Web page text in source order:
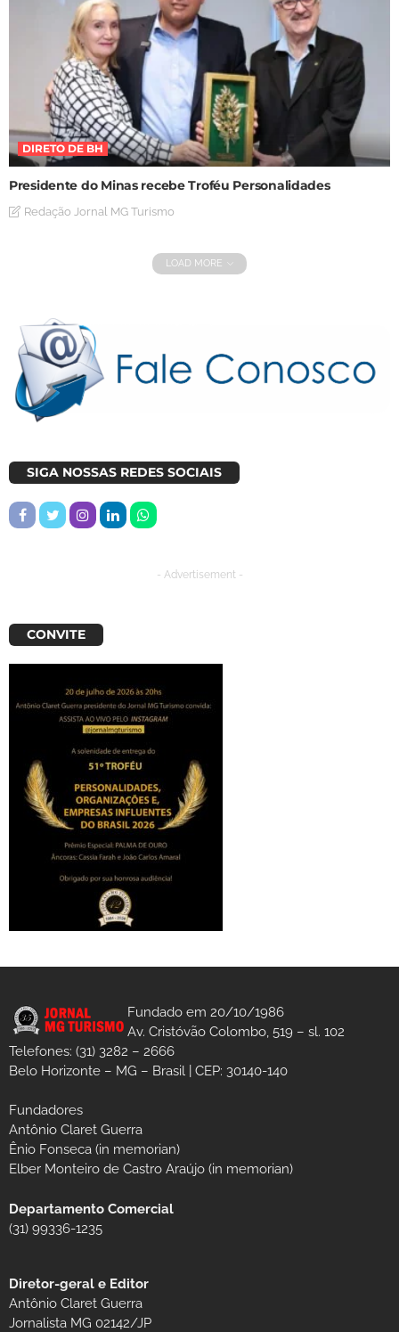
DIRETO DE BH
Presidente do Minas recebe Troféu Personalidades
Redação Jornal MG Turismo
LOAD MORE
SIGA NOSSAS REDES SOCIAIS
- Advertisement -
CONVITE
Fundado em 20/10/1986
Av. Cristóvão Colombo, 519 – sl. 102
Telefones: (31) 3282 – 2666
Belo Horizonte – MG – Brasil | CEP: 30140-140
Fundadores
Antônio Claret Guerra
Ênio Fonseca (in memorian)
Elber Monteiro de Castro Araújo (in memorian)
Departamento Comercial
(31) 99336-1235
Diretor-geral e Editor
Antônio Claret Guerra
Jornalista MG 02142/JP